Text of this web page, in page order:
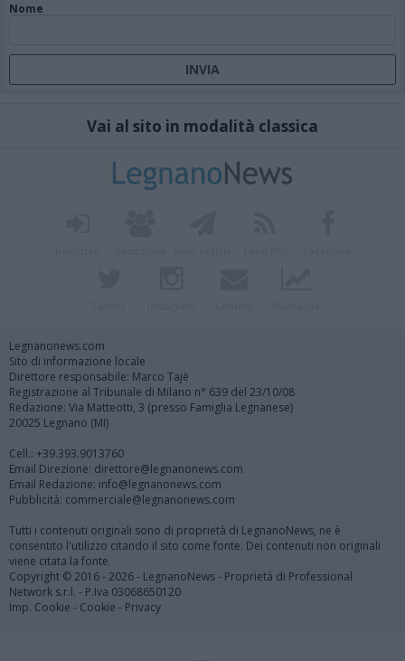
Nome
Vai al sito in modalità classica
Legnanonews.com
Sito di informazione locale
Direttore responsabile: Marco Tajè
Registrazione al Tribunale di Milano n° 639 del 23/10/08
Redazione: Via Matteotti, 3 (presso Famiglia Legnanese)
20025 Legnano (MI)
Cell.: +39.393.9013760
Email Direzione: direttore@legnanonews.com
Email Redazione: info@legnanonews.com
Pubblicità: commerciale@legnanonews.com
Tutti i contenuti originali sono di proprietà di LegnanoNews, ne è
consentito l'utilizzo citando il sito come fonte. Dei contenuti non originali
viene citata la fonte.
Copyright © 2016 - 2026 - LegnanoNews - Proprietà di Professional
Network s.r.l. - P.Iva 03068650120
Imp. Cookie - Cookie - Privacy